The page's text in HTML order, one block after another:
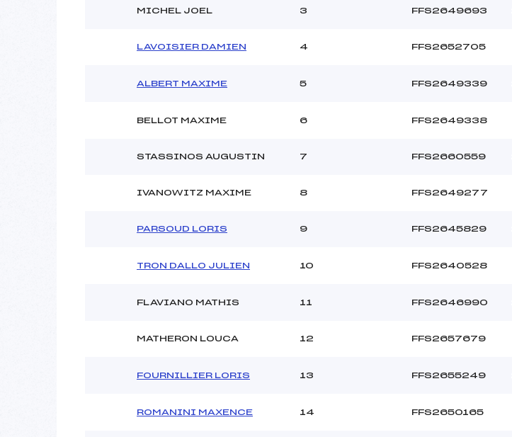
–
MICHEL JOEL 3 FFS2649693
LAVOISIER DAMIEN 4 FFS2652705
ALBERT MAXIME 5 FFS2649339
BELLOT MAXIME 6 FFS2649338
STASSINOS AUGUSTIN 7 FFS2660559
IVANOWITZ MAXIME 8 FFS2649277
PARSOUD LORIS 9 FFS2645829
TRON DALLO JULIEN 10 FFS2640528
FLAVIANO MATHIS 11 FFS2646990
MATHERON LOUCA 12 FFS2657679
FOURNILLIER LORIS 13 FFS2655249
ROMANINI MAXENCE 14 FFS2650165